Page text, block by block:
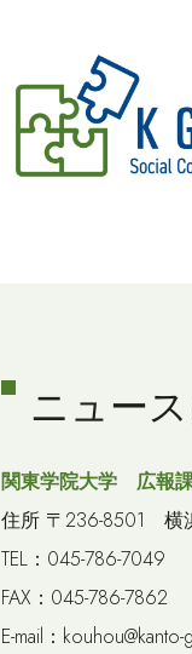
ニュー
関東学院大学 広報
住所 〒236-8501 横
TEL：045-786-7049
FAX：045-786-7862
E-mail：